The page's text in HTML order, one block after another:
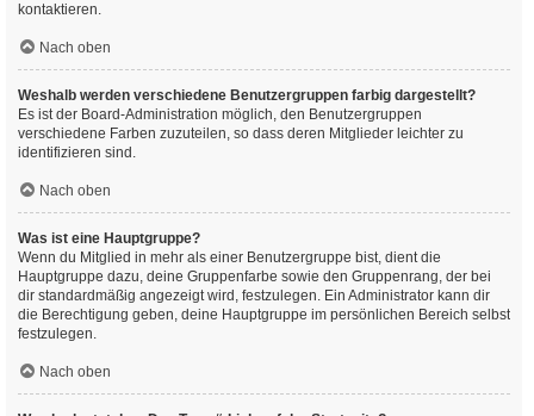
kontaktieren.
Nach oben
Weshalb werden verschiedene Benutzergruppen farbig dargestellt?
Es ist der Board-Administration möglich, den Benutzergruppen
verschiedene Farben zuzuteilen, so dass deren Mitglieder leichter zu
identifizieren sind.
Nach oben
Was ist eine Hauptgruppe?
Wenn du Mitglied in mehr als einer Benutzergruppe bist, dient die
Hauptgruppe dazu, deine Gruppenfarbe sowie den Gruppenrang, der bei
dir standardmäßig angezeigt wird, festzulegen. Ein Administrator kann dir
die Berechtigung geben, deine Hauptgruppe im persönlichen Bereich selbst
festzulegen.
Nach oben